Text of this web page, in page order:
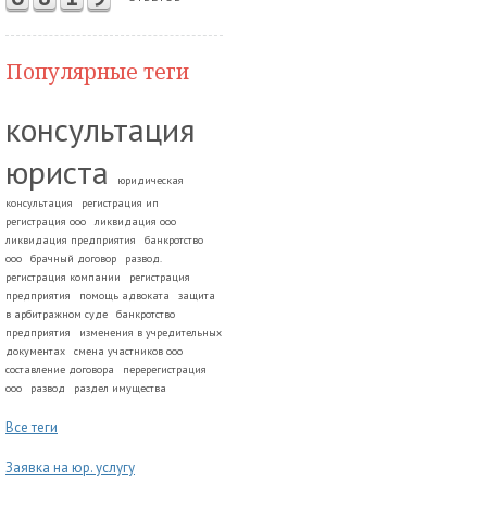
Популярные теги
консультация
юриста
юридическая
консультация
регистрация ип
регистрация ооо
ликвидация ооо
ликвидация предприятия
банкротство
ооо
брачный договор
развод.
регистрация компании
регистрация
предприятия
помощь адвоката
защита
в арбитражном суде
банкротство
предприятия
изменения в учредительных
документах
смена участников ооо
составление договора
перерегистрация
ооо
развод раздел имущества
Все теги
Заявка на юр. услугу